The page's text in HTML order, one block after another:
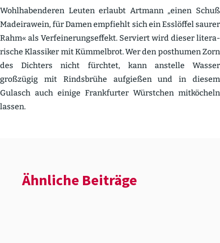
Wohlha­ben­deren Leuten erlaubt Artmann „einen Schuß
Madei­rawein, für Damen empfiehlt sich ein Esslöffel saurer
Rahm« als Verfei­ne­rungs­effekt. Serviert wird dieser litera­
rische Klassiker mit Kümmelbrot. Wer den posthumen Zorn
des Dichters nicht fürchtet, kann anstelle Wasser
großzügig mit Rinds­brühe aufgießen und in diesem
Gulasch auch einige Frank­furter Würstchen mitkö­cheln
lassen.
Ähnliche Beiträge